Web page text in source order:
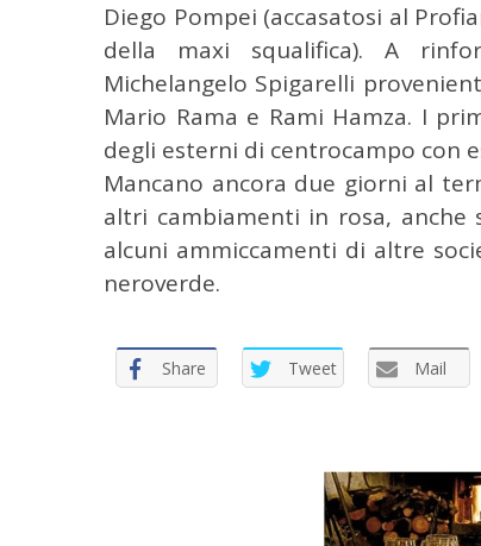
Diego Pompei (accasatosi al
della maxi squalifica). A
Michelangelo Spigarelli
Mario Rama e Rami Hamza. I
degli esterni di centrocampo con
Mancano ancora due giorni al
altri cambiamenti in rosa, anche
alcuni ammiccamenti di altre
neroverde.
Share Tweet Mail